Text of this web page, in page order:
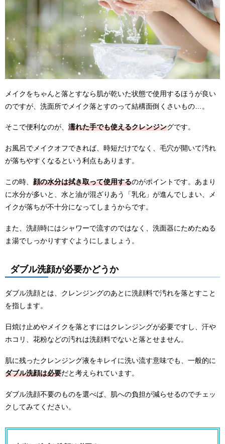
メイクをちゃんと落とすなら肌が乾いた状態で使用するほうが良い
のですが、洗面所でメイク落とすのって結構面倒くさいもの…。
そこで便利なのが、 濡れた手でも使えるクレンジングです。
お風呂でメイクオフできれば、時短だけでなく、毛穴が開いて汚れ
が落ちやすくなるという利点もあります。
この時、 顔の水分は拭き取って使用するのがポイントです。あまり
に水分が多いと、水と油が混ざりあう「乳化」が進んでしまい、メ
イクが落ちが不十分になってしまうからです。
また、洗顔時にはシャワーで流すのではなく、洗面器にためたぬる
ま湯でしっかりすすぐようにしましょう。
ダブル洗顔が必要かどうか
ダブル洗顔とは、クレンジングのあとに洗顔料で汚れを落とすこと
を指します。
日焼け止めやメイクを落とすにはクレンジングが必要ですし、汗や
ホコリ、花粉などの汚れは洗顔料でないと落とせません。
肌に残ったクレンジング液をキレイに洗い流す意味でも、一般的に
ダブル洗顔は必要だと考えられています。
ダブル洗顔不要のものを選べば、肌への負担が減らせるのでチェッ
クしてみてください。